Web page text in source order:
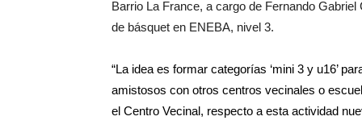
Barrio La France, a cargo de Fernando
de básquet en ENEBA, nivel 3.
“La idea es formar categorías ‘mini 3 y u16’
amistosos con otros centros vecinales o
el Centro Vecinal, respecto a esta actividad